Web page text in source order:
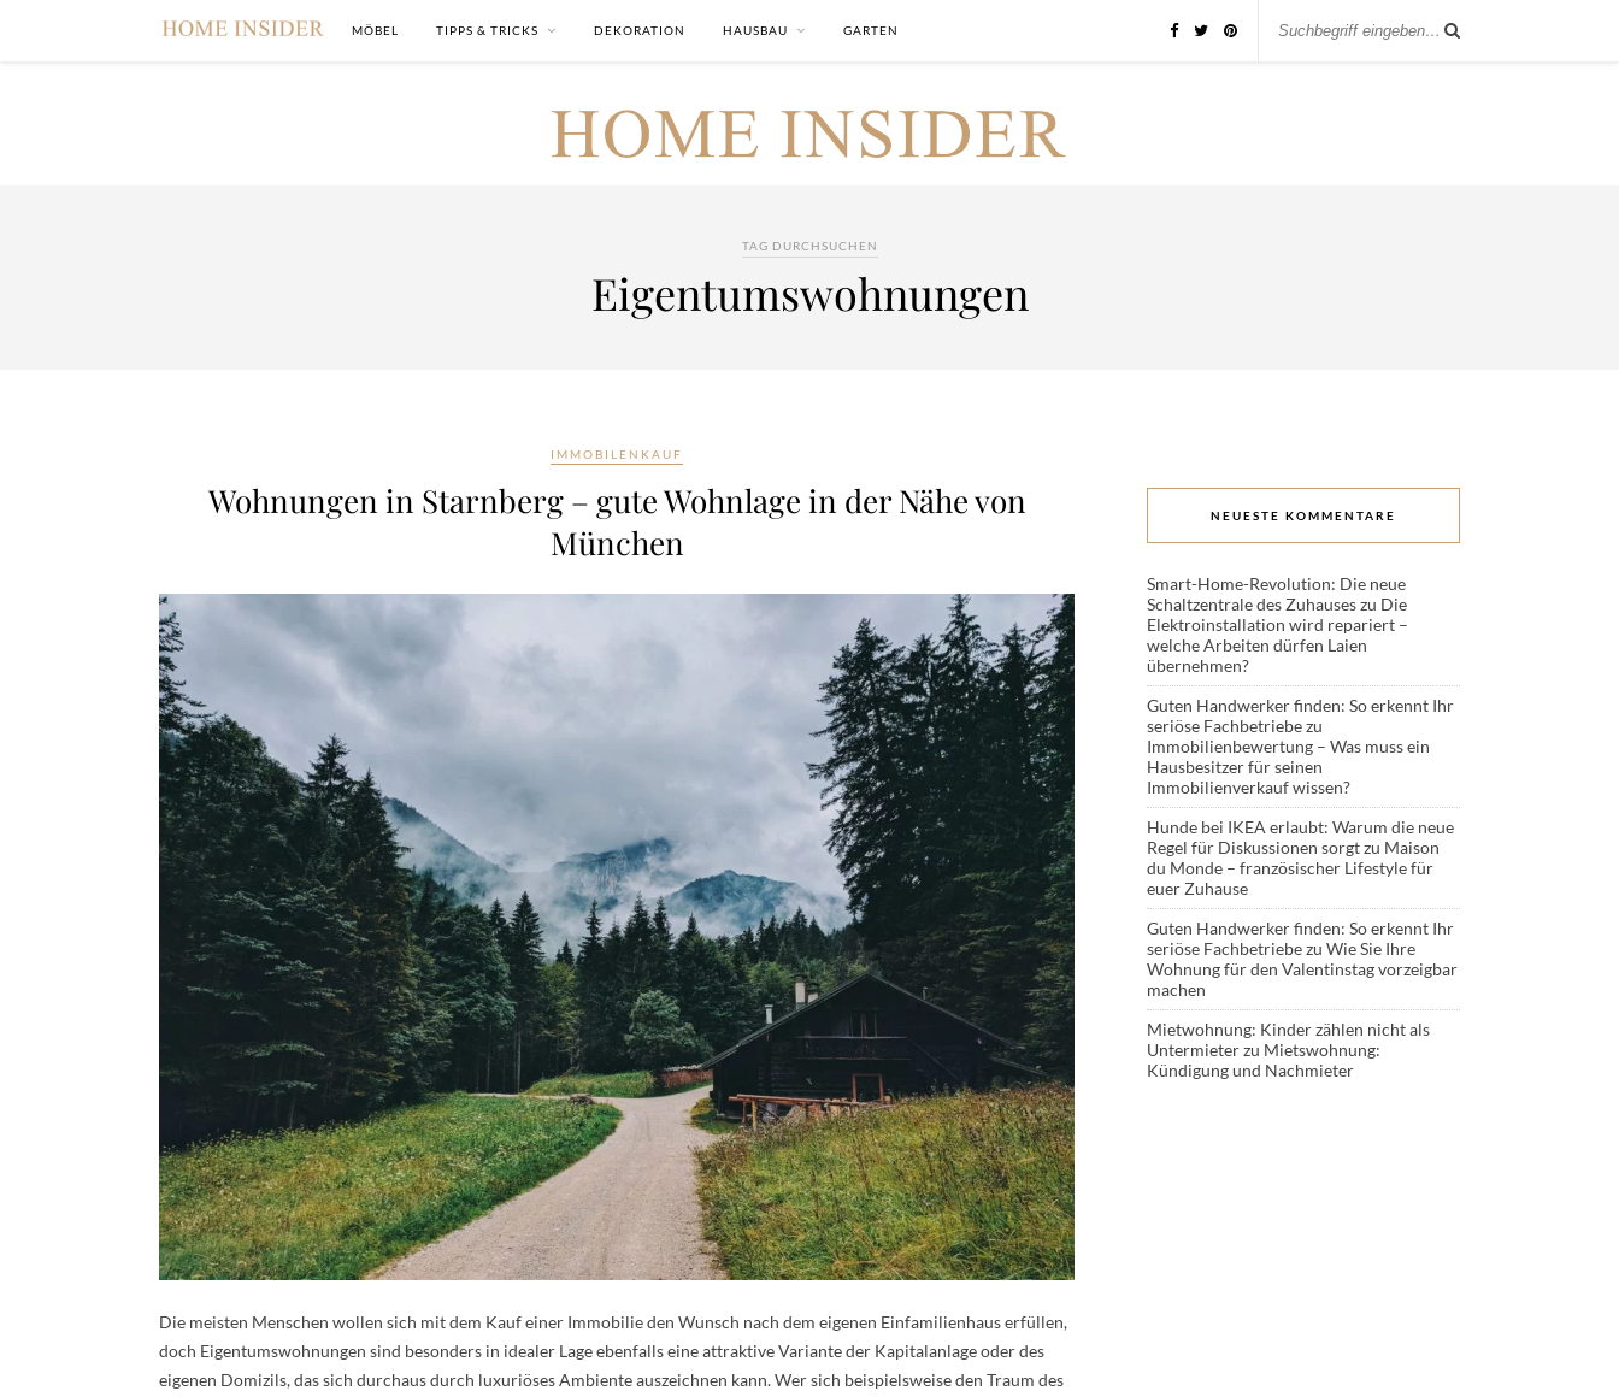
MÖBEL TIPPS & TRICKS DEKORATION HAUSBAU GARTEN
TAG DURCHSUCHEN
Eigentumswohnungen
IMMOBILENKAUF
Wohnungen in Starnberg – gute Wohnlage in der Nähe von
München
Die meisten Menschen wollen sich mit dem Kauf einer Immobilie den Wunsch nach dem eigenen Einfamilienhaus erfüllen,
doch Eigentumswohnungen sind besonders in idealer Lage ebenfalls eine attraktive Variante der Kapitalanlage oder des
eigenen Domizils, das sich durchaus durch luxuriöses Ambiente auszeichnen kann. Wer sich beispielsweise den Traum des
NEUESTE KOMMENTARE
Smart-Home-Revolution: Die neue
Schaltzentrale des Zuhauseszu Die
Elektroinstallation wird repariert –
welche Arbeiten dürfen Laien
übernehmen?
Guten Handwerker finden: So erkennt Ihr
seriöse Fachbetriebezu
Immobilienbewertung – Was muss ein
Hausbesitzer für seinen
Immobilienverkauf wissen?
Hunde bei IKEA erlaubt: Warum die neue
Regel für Diskussionen sorgtzu Maison
du Monde – französischer Lifestyle für
euer Zuhause
Guten Handwerker finden: So erkennt Ihr
seriöse Fachbetriebezu Wie Sie Ihre
Wohnung für den Valentinstag vorzeigbar
machen
Mietwohnung: Kinder zählen nicht als
Untermieterzu Mietswohnung:
Kündigung und Nachmieter